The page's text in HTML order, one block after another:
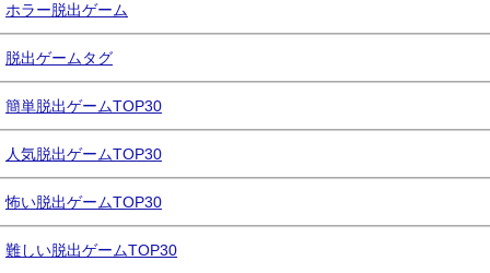
ホラー脱出ゲーム
脱出ゲームタグ
簡単脱出ゲームTOP30
人気脱出ゲームTOP30
怖い脱出ゲームTOP30
難しい脱出ゲームTOP30